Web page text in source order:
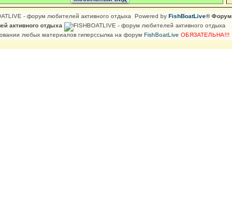
Powered by FishBoatLive® Форум
активного отдыха
любых материалов гиперссылка на форум FishBoatLive ОБЯЗАТЕЛЬНА!!!